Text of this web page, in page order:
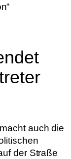
auch die
der Straße